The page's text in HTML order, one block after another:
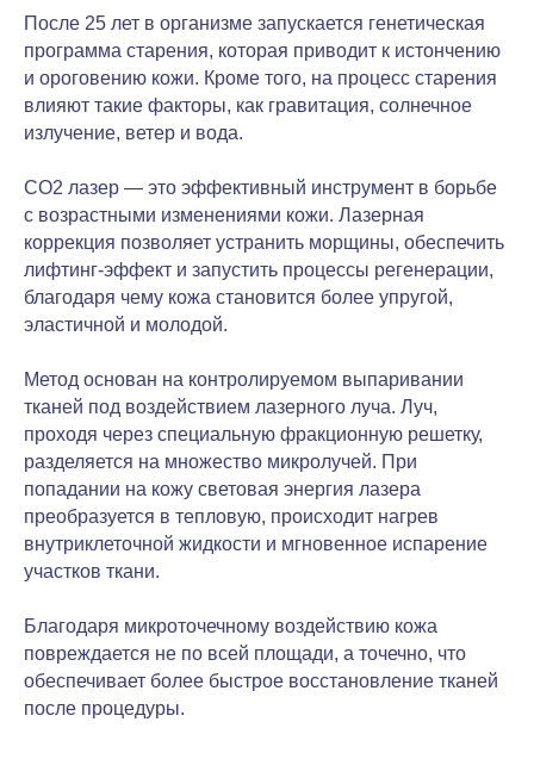
После 25 лет в организме запускается генетическая
программа старения, которая приводит к истончению
и ороговению кожи. Кроме того, на процесс старения
влияют такие факторы, как гравитация, солнечное
излучение, ветер и вода.
CO2 лазер — это эффективный инструмент в борьбе
с возрастными изменениями кожи. Лазерная
коррекция позволяет устранить морщины, обеспечить
лифтинг-эффект и запустить процессы регенерации,
благодаря чему кожа становится более упругой,
эластичной и молодой.
Метод основан на контролируемом выпаривании
тканей под воздействием лазерного луча. Луч,
проходя через специальную фракционную решетку,
разделяется на множество микролучей. При
попадании на кожу световая энергия лазера
преобразуется в тепловую, происходит нагрев
внутриклеточной жидкости и мгновенное испарение
участков ткани.
Благодаря микроточечному воздействию кожа
повреждается не по всей площади, а точечно, что
обеспечивает более быстрое восстановление тканей
после процедуры.